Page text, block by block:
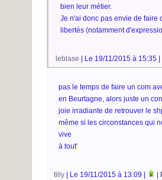
bien leur métier.
Je n'ai donc pas envie de faire
libertés (notamment
leblase | Le 19/11/2015 à 15:35 |
pas le temps de faire un com
en Beurtagne, alors juste un
joie irradiante de retrouver le
même si les circonstances qui
vive
à tout'
tilly | Le 19/11/2015 à 13:09 |